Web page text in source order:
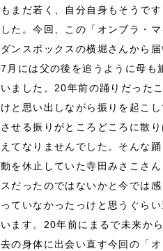
もまだ若く、自分自身もそうで
した。今回、この「オンブラ・
ダンスボックスの横堀さんから
7月には父の後を追うように母も
いました。20年前の踊りだった
けと思い出しながら振りを起こ
させる振りがところどころに散
えてなりませんでした。そんな
動を休止していた寺田みさこさ
スだったのではないかと今では
っていなかったっけと思うぐら
います。20年前にまるで未来か
去の身体に出会い直す今回の「